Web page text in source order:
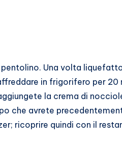
Una volta
in frigorifero per 20
la crema di
che avrete
ricoprire quindi con il